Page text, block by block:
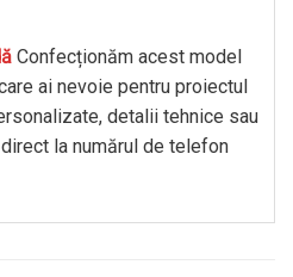
Confecționăm acest model
ai nevoie pentru proiectul
detalii tehnice sau
la numărul de telefon